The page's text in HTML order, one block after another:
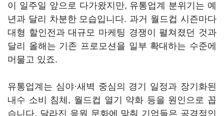
이 일주일 앞으로 다가왔지만, 유통업계 분위기는 예
년과 달리 차분한 모습입니다. 과거 월드컵 시즌마다
대형 할인전과 대규모 마케팅 경쟁이 펼쳐졌던 것과
달리 올해는 기존 프로모션을 일부 확대하는 수준에
머물고 있죠.
유통업계는 심야·새벽 중심의 경기 일정과 장기화된
내수 소비 침체, 월드컵 열기 약화 등을 원인으로 꼽
습니다. 달라진 응원 문화에 맞춰 기업들은 공격적인